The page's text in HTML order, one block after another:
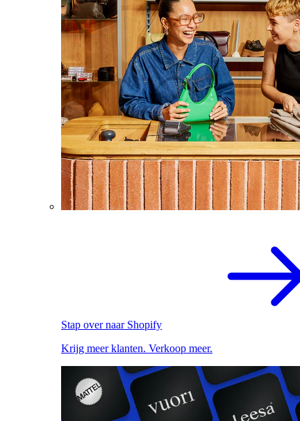
Stap over naar Shopify
Krijg meer klanten. Verkoop meer.